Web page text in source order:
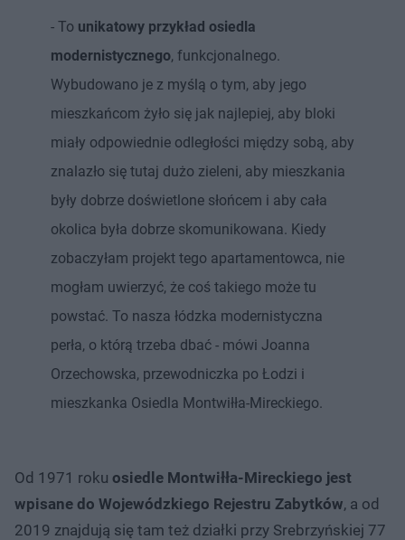
- To unikatowy przykład osiedla
modernistycznego, funkcjonalnego.
Wybudowano je z myślą o tym, aby jego
mieszkańcom żyło się jak najlepiej, aby bloki
miały odpowiednie odległości między sobą, aby
znalazło się tutaj dużo zieleni, aby mieszkania
były dobrze doświetlone słońcem i aby cała
okolica była dobrze skomunikowana. Kiedy
zobaczyłam projekt tego apartamentowca, nie
mogłam uwierzyć, że coś takiego może tu
powstać. To nasza łódzka modernistyczna
perła, o którą trzeba dbać - mówi Joanna
Orzechowska, przewodniczka po Łodzi i
mieszkanka Osiedla Montwiłła-Mireckiego.
Od 1971 roku osiedle Montwiłła-Mireckiego jest
wpisane do Wojewódzkiego Rejestru Zabytków, a od
2019 znajdują się tam też działki przy Srebrzyńskiej 77